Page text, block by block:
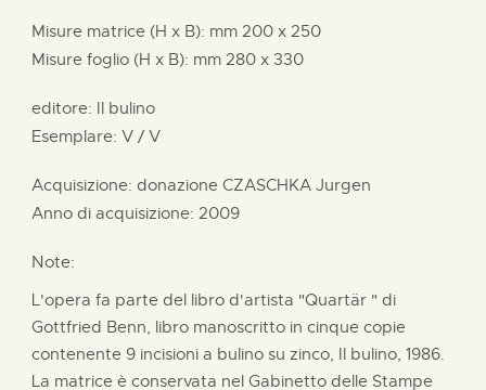
Misure matrice (H x B): mm 200 x 250
Misure foglio (H x B): mm 280 x 330
editore: Il bulino
Esemplare: V / V
Acquisizione: donazione CZASCHKA Jurgen
Anno di acquisizione: 2009
Note:
L'opera fa parte del libro d'artista "Quartär " di
Gottfried Benn, libro manoscritto in cinque copie
contenente 9 incisioni a bulino su zinco, Il bulino, 1986.
La matrice è conservata nel Gabinetto delle Stampe